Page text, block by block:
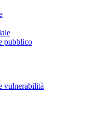
pubblico
vulnerabilità